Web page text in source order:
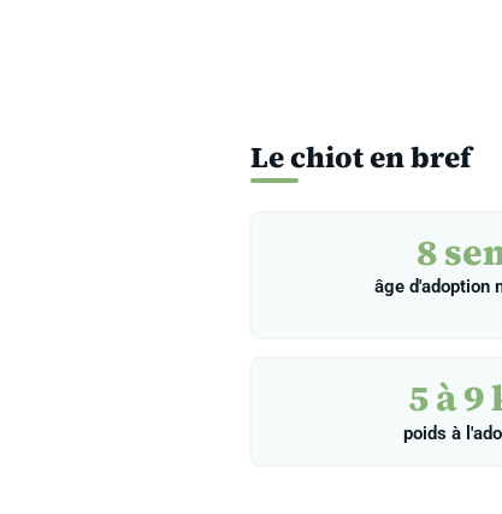
Le chiot en bref
8
âge d'adoption
5 à 9
poids à